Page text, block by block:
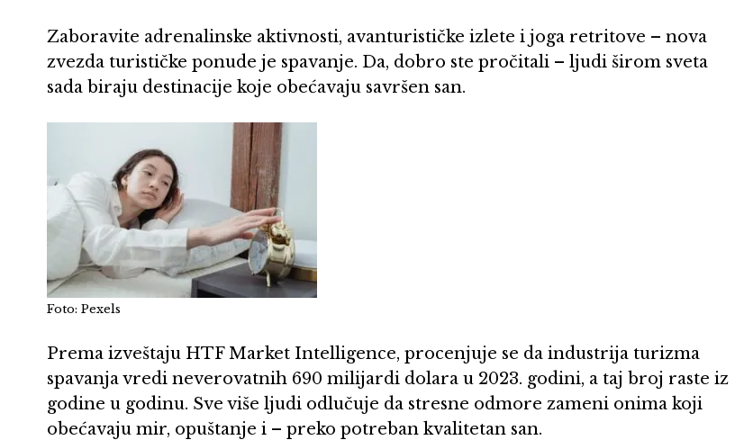
Zaboravite adrenalinske aktivnosti, avanturističke izlete i joga retritove – nova
zvezda turističke ponude je spavanje. Da, dobro ste pročitali – ljudi širom sveta
sada biraju destinacije koje obećavaju savršen san.
Foto: Pexels
Prema izveštaju HTF Market Intelligence, procenjuje se da industrija turizma
spavanja vredi neverovatnih 690 milijardi dolara u 2023. godini, a taj broj raste iz
godine u godinu. Sve više ljudi odlučuje da stresne odmore zameni onima koji
obećavaju mir, opuštanje i – preko potreban kvalitetan san.